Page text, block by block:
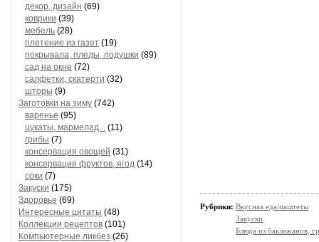
декор, дизайн (69)
коврики (39)
мебель (28)
плетение из газет (19)
покрывала, пледы, подушки (89)
сад на окне (72)
салфетки, скатерти (32)
шторы (9)
Заготовки на зиму (742)
варенье (95)
цукаты, мармелад... (11)
грибы (7)
консервация овощей (31)
консервация фруктов, ягод (14)
соки (7)
Закуски (175)
Здоровье (69)
Интересные цитаты (48)
Коллекции рецептов (101)
Компьютерные ликбез (26)
Рубрики: Вкусная еда/паштеты
Закуски
Блюда из баклажанов,